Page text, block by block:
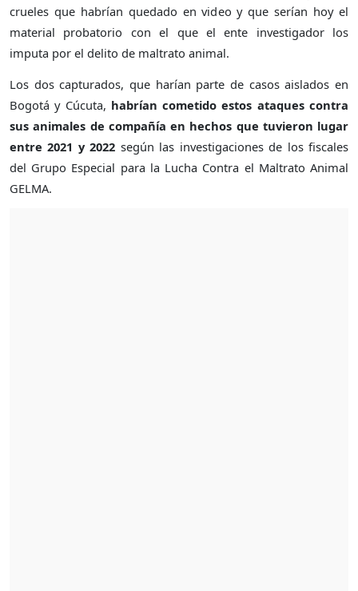
crueles que habrían quedado en video y que serían hoy el
material probatorio con el que el ente investigador los
imputa por el delito de maltrato animal.
Los dos capturados, que harían parte de casos aislados en
Bogotá y Cúcuta, habrían cometido estos ataques contra
sus animales de compañía en hechos que tuvieron lugar
entre 2021 y 2022 según las investigaciones de los fiscales
del Grupo Especial para la Lucha Contra el Maltrato Animal
GELMA.